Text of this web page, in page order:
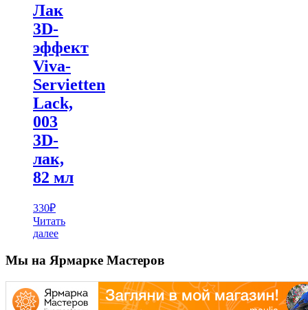
Лак
3D-
эффект
Viva-
Servietten
Lack,
003
3D-
лак,
82 мл
330₽
Читать
далее
Мы на Ярмарке Мастеров